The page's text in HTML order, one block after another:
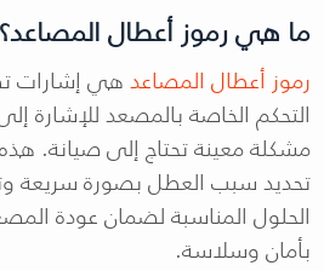
ما هي رموز أعطال المصاعد؟
رموز أعطال المصاعدهي إشارات
التحكم الخاصة بالمصعد للإشارة
مشكلة معينة تحتاج إلى صيانة.
تحديد سبب العطل بصورة سريعة
الحلول المناسبة لضمان عودة
بأمان وسلاسة.